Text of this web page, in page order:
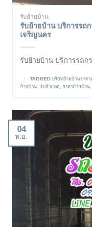
รับย้ายบ้าน
รับย้ายบ้าน บริการรถ
เจริญนคร
รับย้ายบ้าน บริการรถก
| TAGGED บริษัทย้ายบ้านราคา
ย้ายบ้าน รับย้ายหอ ราคาย้ายบ้าน
04
พ.ย.